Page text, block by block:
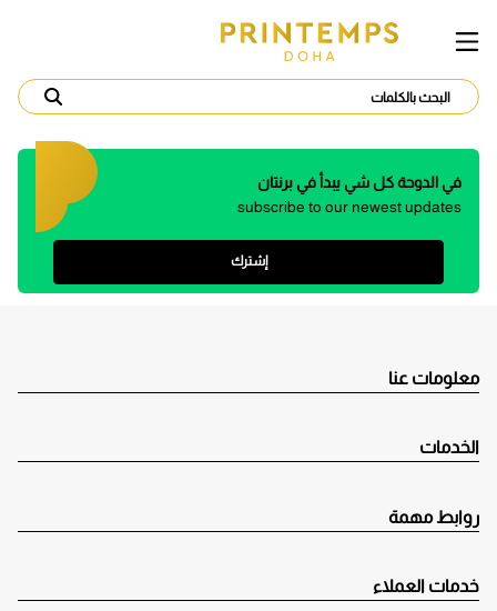
في الدوحة كل شي يبدأ في برنتان
subscribe to our newest updates
إشترك
معلومات عنا
الخدمات
روابط مهمة
خدمات العملاء